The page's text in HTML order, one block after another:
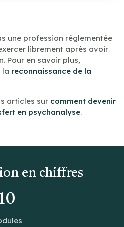
une profession réglementée
librement après avoir
Pour en savoir plus,
la reconnaissance de la
articles sur comment devenir
en psychanalyse.
en chiffres